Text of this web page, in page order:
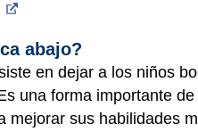
abajo?
en dejar a los niños
una forma importante
mejorar sus habilidades